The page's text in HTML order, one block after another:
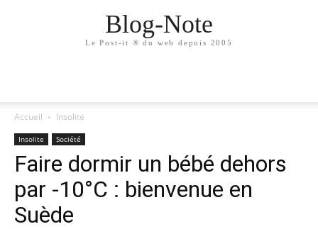
Blog-Note
Le Post-it ® du web depuis 2005
Accueil Insolite
Insolite Société
Faire dormir un bébé dehors
par -10°C : bienvenue en
Suède